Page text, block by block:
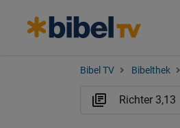
Bibel TV Bibelthek